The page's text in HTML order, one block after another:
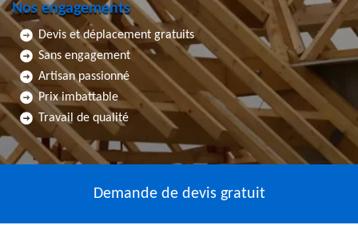
Nos engagements
Devis et déplacement gratuits
Sans engagement
Artisan passionné
Prix imbattable
Travail de qualité
Demande de devis gratuit